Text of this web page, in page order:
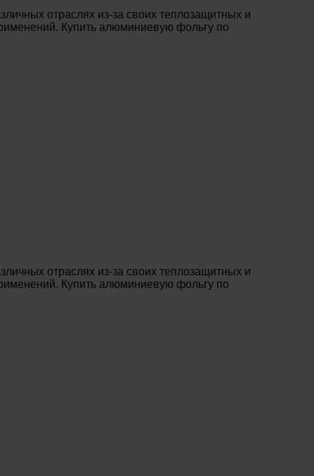
отраслях из-за своих теплозащитных и
Купить алюминиевую фольгу по
отраслях из-за своих теплозащитных и
Купить алюминиевую фольгу по